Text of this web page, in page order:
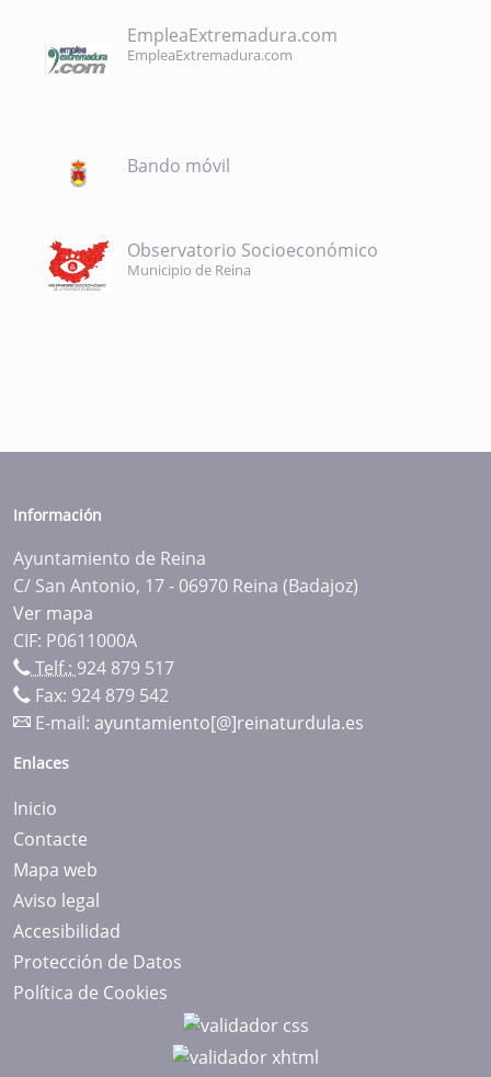
EmpleaExtremadura.com
EmpleaExtremadura.com
Bando móvil
Observatorio Socioeconómico
Municipio de Reina
Información
Ayuntamiento de Reina
C/ San Antonio, 17 - 06970 Reina (Badajoz)
Ver mapa
CIF: P0611000A
Telf.: 924 879 517
Fax: 924 879 542
E-mail: ayuntamiento[@]reinaturdula.es
Enlaces
Inicio
Contacte
Mapa web
Aviso legal
Accesibilidad
Protección de Datos
Política de Cookies